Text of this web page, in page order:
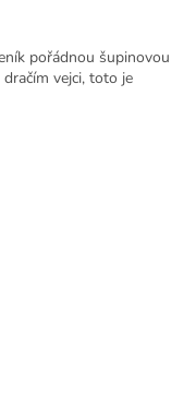
pořádnou šupinovou
vejci, toto je